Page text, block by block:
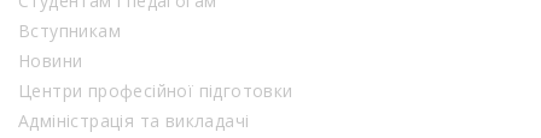
Вступникам
Новини
Центри професійної підготовки
Адміністрація та викладачі